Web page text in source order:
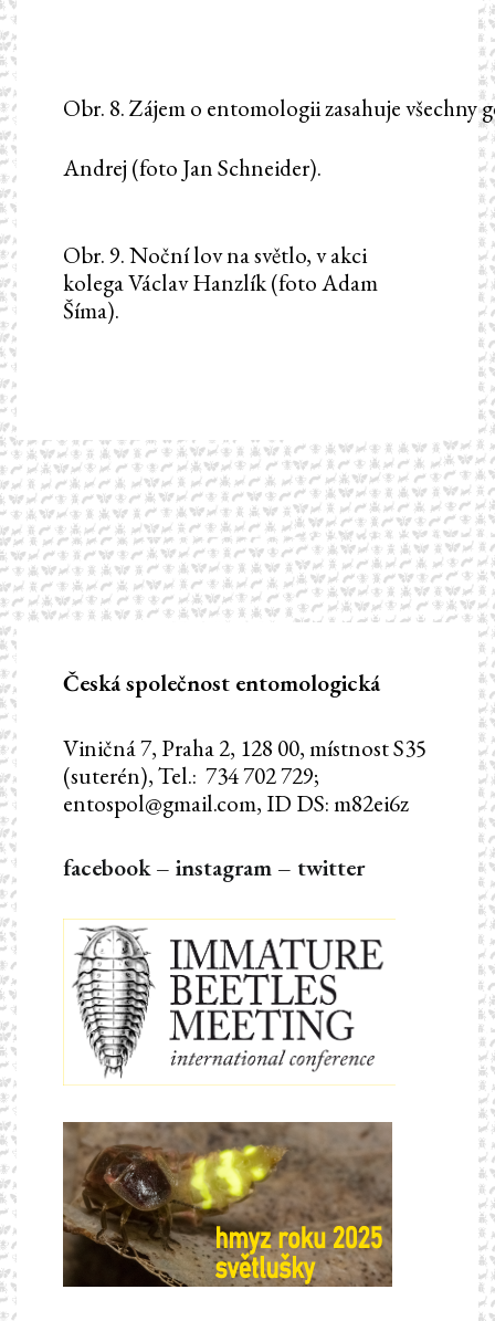
Obr. 8. Zájem o entomologii zasahuje všechny
Andrej (foto Jan Schneider).
Obr. 9. Noční lov na světlo, v akci
kolega Václav Hanzlík (foto Adam
Šíma).
Česká společnost entomologická
Viničná 7, Praha 2, 128 00, místnost S35
(suterén), Tel.: 734 702 729;
entospol@gmail.com, ID DS: m82ei6z
facebook– instagram – twitter